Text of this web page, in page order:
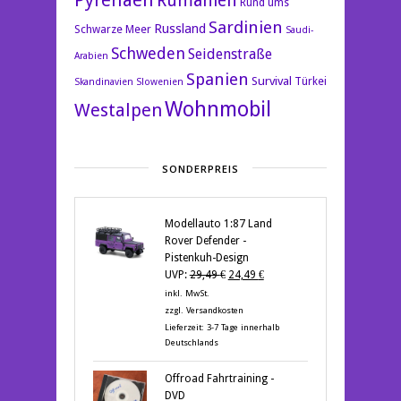
Schwarze Meer Russland Sardinien Saudi-
Arabien Schweden Seidenstraße
Skandinavien Slowenien Spanien Survival Türkei
WestalpenWohnmobil
SONDERPREIS
Modellauto 1:87 Land
Rover Defender -
Pistenkuh-Design
UVP: 29,49€ Ursprünglicher
war:
29,49 €
24,49 €Aktueller
24,49 €.
inkl. MwSt.
zzgl. Versandkosten
Lieferzeit: 3-7 Tage innerhalb
Deutschlands
Offroad Fahrtraining -
DVD